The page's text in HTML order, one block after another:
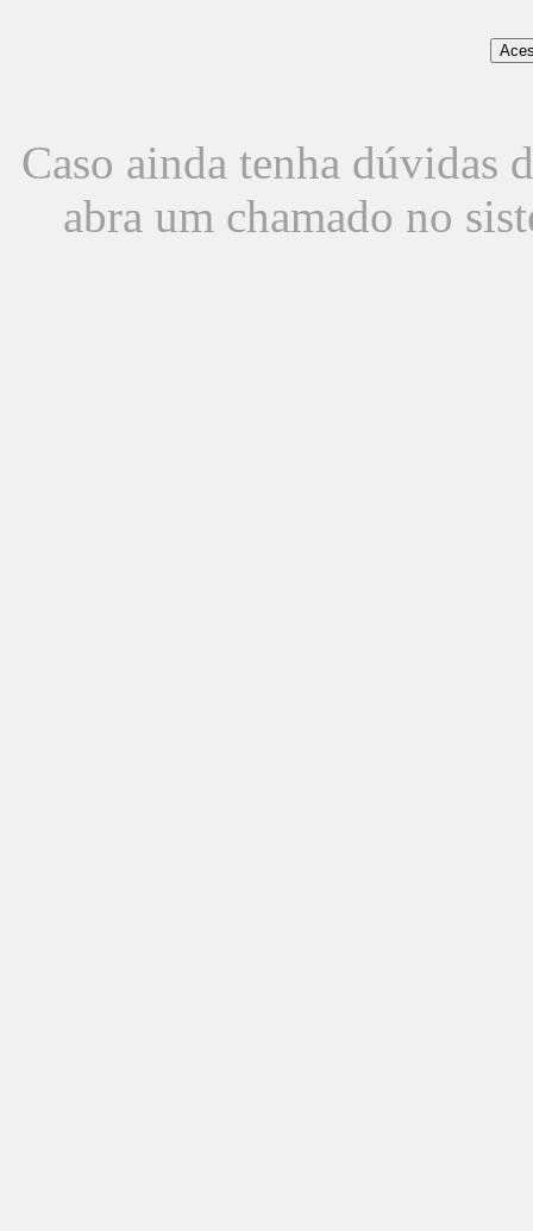
Caso ainda tenha dúvidas
abra um chamado no